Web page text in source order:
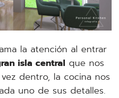
la atención al entrar
isla central que nos
dentro, la cocina nos
uno de sus detalles.